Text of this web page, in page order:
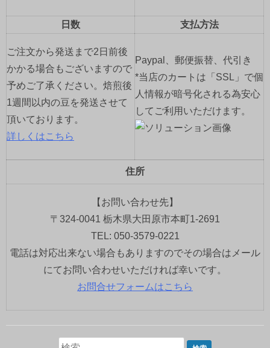
日数 支払方法
ご注文から発送まで2日前後
かかる場合もございますので
予めご了承ください。焙煎後
1週間以内の豆を発送させて
頂いております。
詳しくはこちら
Paypal、郵便振替、代引き
*当店のカートは「SSL」で個
人情報が暗号化される為安心
してご利用いただけます。
住所
【お問い合わせ先】
〒324-0041 栃木県大田原市本町1-2691
TEL: 050-3579-0221
電話は対応出来ない場合もありますのでその場合はメール
にてお問い合わせいただければ幸いです。
お問合せフォームはこちら